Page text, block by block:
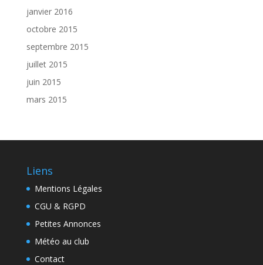
janvier 2016
octobre 2015
septembre 2015
juillet 2015
juin 2015
mars 2015
Liens
Mentions Légales
CGU & RGPD
Petites Annonces
Météo au club
Contact